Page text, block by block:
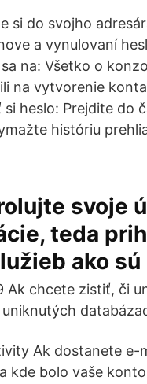
si do svojho
a vynulovaní
na: Všetko o
na vytvorenie
heslo: Prejdite do
históriu
svoje
teda
ako
chcete zistiť, či
Ak dostanete e-
kde bolo vaše